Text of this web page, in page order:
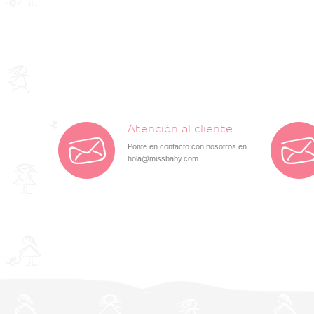
Atención al cliente
Ponte en contacto con nosotros en
hola@missbaby.com